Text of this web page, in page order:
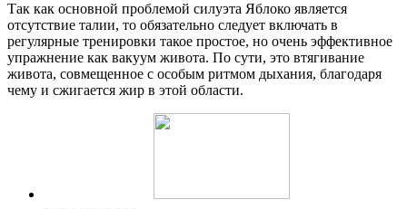
Так как основной проблемой силуэта Яблоко является
отсутствие талии, то обязательно следует включать в
регулярные тренировки такое простое, но очень эффективное
упражнение как вакуум живота. По сути, это втягивание
живота, совмещенное с особым ритмом дыхания, благодаря
чему и сжигается жир в этой области.